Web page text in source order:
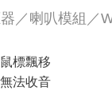
／喇叭模組／
標飄移
法收音